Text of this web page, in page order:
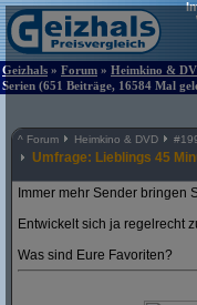
Geizhals » Forum » Heimkino &
Serien (651 Beiträge, 16584 Mal
^ Forum Heimkino & DVD #
Umfrage: Lieblings 45
Immer mehr Sender bringen
Entwickelt sich ja regelrecht
Was sind Eure Favoriten?